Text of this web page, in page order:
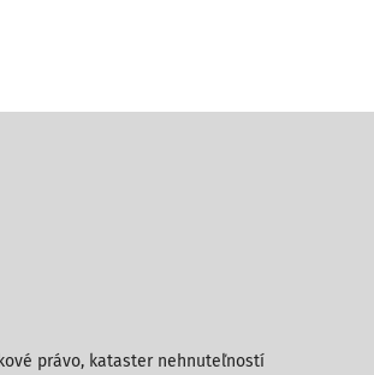
právo, kataster nehnuteľností